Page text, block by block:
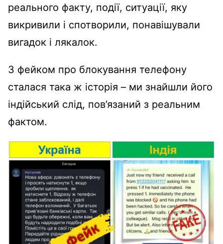
реального факту, події, ситуації, яку
викривили і спотворили, понавішували
вигадок і лякалок.
З фейком про блокування телефону
сталася така ж історія – ми знайшли його
індійський слід, пов’язаний з реальним
фактом.